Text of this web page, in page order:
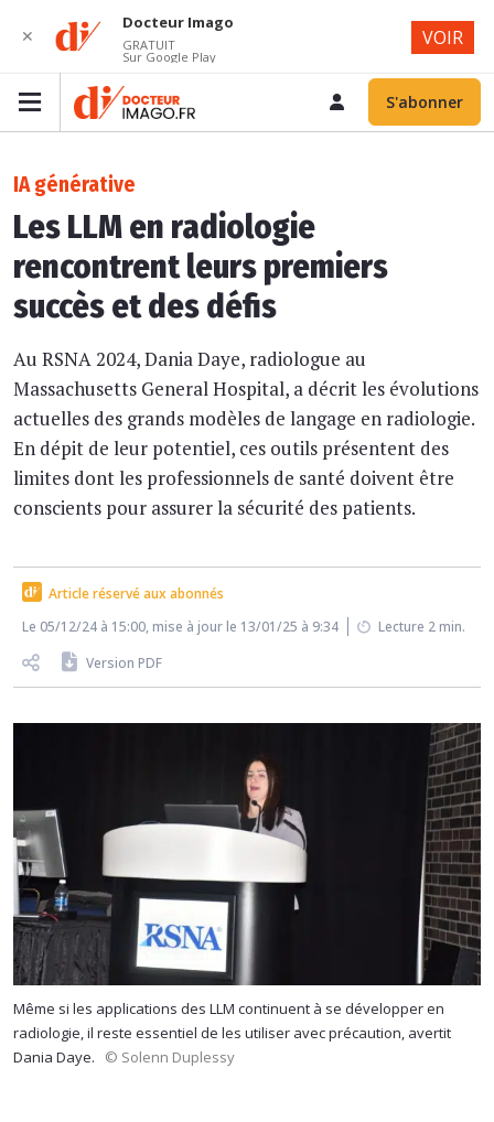
S'abonner
IA générative
Les LLM en radiologie
rencontrent leurs premiers
succès et des défis
Au RSNA 2024, Dania Daye, radiologue au
Massachusetts General Hospital, a décrit les évolutions
actuelles des grands modèles de langage en radiologie.
En dépit de leur potentiel, ces outils présentent des
limites dont les professionnels de santé doivent être
conscients pour assurer la sécurité des patients.
Article réservé aux abonnés
Le 05/12/24 à 15:00, mise à jour le 13/01/25 à 9:34
Lecture 2 min.
Version PDF
Même si les applications des LLM continuent à se développer en
radiologie, il reste essentiel de les utiliser avec précaution, avertit
Dania Daye.
© Solenn Duplessy
✕
Docteur Imago
GRATUIT
Sur Google Play
VOIR